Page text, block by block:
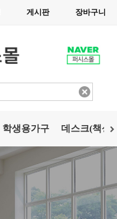
게시판 장바구니
학생용가구 데스크(책상)